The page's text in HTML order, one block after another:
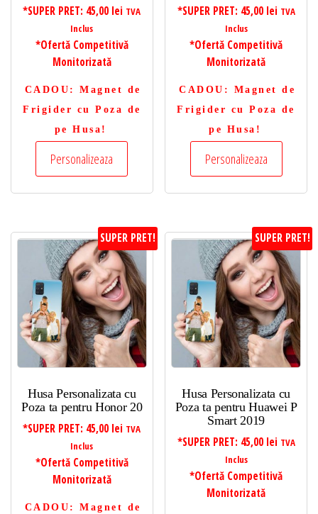
*SUPER PRET: 45,00 lei TVA
Inclus
*Ofertă Competitivă
Monitorizată
CADOU : Magnet de
Frigider cu Poza de
pe Husa!
Personalizeaza
*SUPER PRET: 45,00 lei TVA
Inclus
*Ofertă Competitivă
Monitorizată
CADOU : Magnet de
Frigider cu Poza de
pe Husa!
Personalizeaza
SUPER PRET!
Husa Personalizata cu
Poza ta pentru Honor 20
*SUPER PRET: 45,00 lei TVA
Inclus
*Ofertă Competitivă
Monitorizată
CADOU : Magnet de
SUPER PRET!
Husa Personalizata cu
Poza ta pentru Huawei P
Smart 2019
*SUPER PRET: 45,00 lei TVA
Inclus
*Ofertă Competitivă
Monitorizată